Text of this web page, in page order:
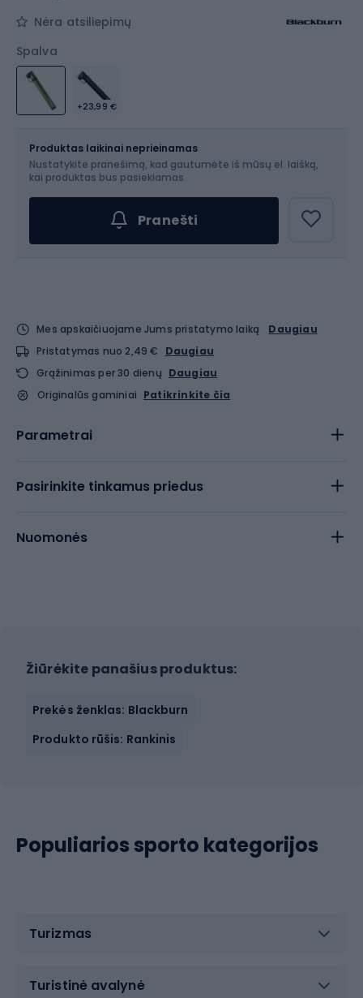
Nėra atsiliepimų
Spalva
+23,99 €
Produktas laikinai neprieinamas
Nustatykite pranešimą, kad gautumėte iš mūsų el. laišką,
kai produktas bus pasiekiamas.
Pranešti
Mes apskaičiuojame Jums pristatymo laiką
Daugiau
Pristatymas nuo 2,49 €
Daugiau
Grąžinimas per 30 dienų Daugiau
Originalūs gaminiai Patikrinkite čia
Parametrai
Pasirinkite tinkamus priedus
Nuomonės
Žiūrėkite panašius produktus:
Prekės ženklas: Blackburn
Produkto rūšis: Rankinis
Populiarios sporto kategorijos
Turizmas
Turistinė avalynė